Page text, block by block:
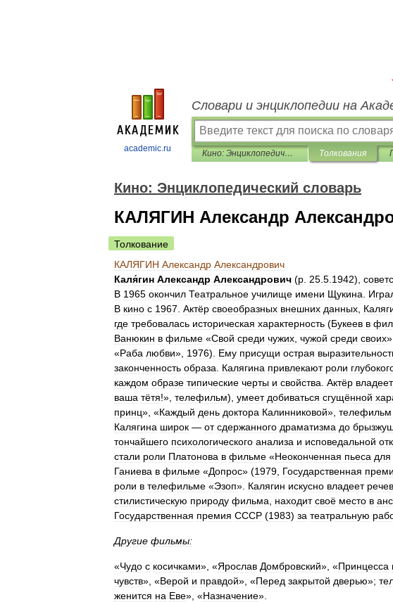
academic.ru
Словари и энциклопедии на
Кино: Энциклопедический словарь Толкования
Кино: Энциклопедический словарь
КАЛЯГИН Александр
Толкование
КАЛЯГИН Александр Александрович
Каля́гин Александр Александрович (р 25 5 1942),
В 1965 окончил Театральное училище имени Щукина
В кино с 1967 Актёр своеобразных внешних данных
где требовалась историческая характерность (Букеев в
Ванюкин в фильме «Свой среди чужих чужой среди своих»,
«Раба любви», 1976). Ему присущи острая
законченность образа Калягина привлекают роли
каждом образе типические черты и свойства Актёр владеет
ваша тётя!», телефильм), умеет добиваться сгущённой
принц», «Каждый день доктора Калинниковой», телефильм
Калягина широк — от сдержанного драматизма до
тончайшего психологического анализа и исповедальной
стали роли Платонова в фильме «Неоконченная пьеса для
Ганиева в фильме «Допрос» (1979 Государственная
роли в телефильме «Эзоп». Калягин искусно владеет
стилистическую природу фильма находит своё место в
Государственная премия СССР (1983) за театральную
Другие фильмы:
«Чудо с косичками», «Ярослав Домбровский», «Принцесса
чувств», «Верой и правдой», «Перед закрытой дверью»;
женится на Еве», «Назначение».